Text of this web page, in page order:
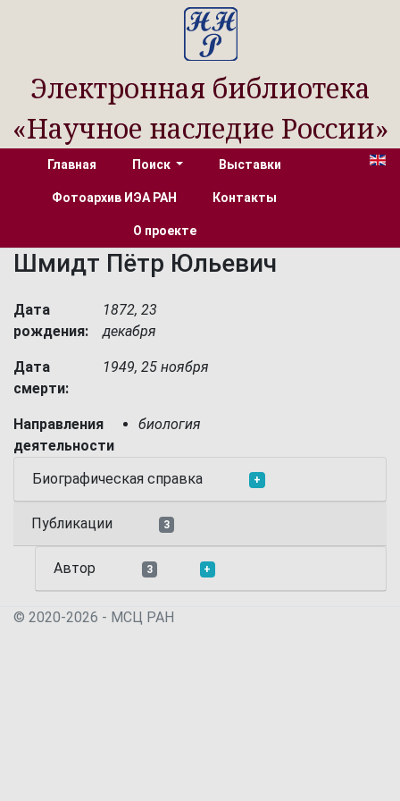
Электронная библиотека
«Научное наследие России»
Главная Поиск Выставки
Фотоархив ИЭА РАН Контакты
О проекте
Шмидт Пётр Юльевич
Дата
рождения:
1872, 23
декабря
Дата
смерти:
1949, 25 ноября
Направления
деятельности
биология
Биографическая справка +
Публикации 3
Автор 3 +
© 2020-2026 - МСЦ РАН